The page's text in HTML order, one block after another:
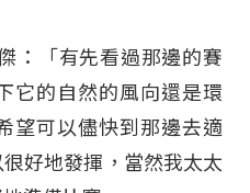
：「有先看過那邊的賽
它的自然的風向還是環
望可以儘快到那邊去適
好地發揮，當然我太太